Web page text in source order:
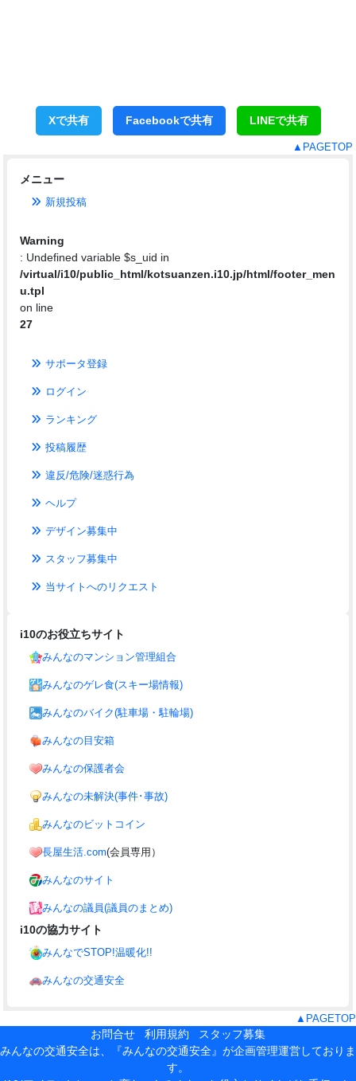
Xで共有 Facebookで共有 LINEで共有
▲PAGETOP
メニュー
新規投稿
Warning
: Undefined variable $s_uid in
/virtual/i10/public_html/kotsuanzen.i10.jp/html/footer_men
u.tpl
on line
27
サポータ登録
ログイン
ランキング
投稿履歴
違反/危険/迷惑行為
ヘルプ
デザイン募集中
スタッフ募集中
当サイトへのリクエスト
i10のお役立ちサイト
みんなのマンション管理組合
みんなのゲレ食(スキー場情報)
みんなのバイク(駐車場・駐輪場)
みんなの目安箱
みんなの保護者会
みんなの未解決(事件･事故)
みんなのビットコイン
長屋生活.com(会員専用）
みんなのサイト
みんなの議員(議員のまとめ)
i10の協力サイト
みんなでSTOP!温暖化!!
みんなの交通安全
▲PAGETOP
お問合せ 利用規約
スタッフ募集
みんなの交通安全は、『みんなの交通安全』が企画管理運営しておりま
す。